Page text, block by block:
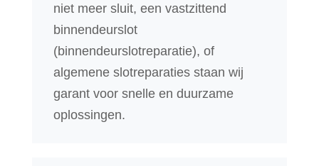
niet meer sluit, een vastzittend
binnendeurslot
(binnendeurslotreparatie), of
algemene slotreparaties staan wij
garant voor snelle en duurzame
oplossingen.